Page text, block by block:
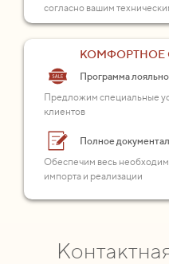
согласно вашим
КОМФОРТНОЕ
Программа
Предложим специальные
клиентов
Полное
Обеспечим весь
импорта и реализации